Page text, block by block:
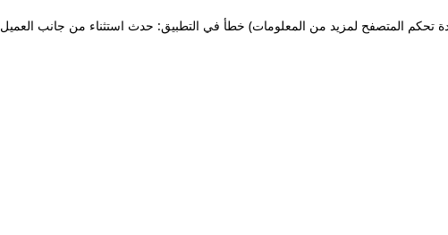
خطأ في التطبيق: حدث استثناء من جانب العميل تحكم المتصفح لمزيد من المعلومات)